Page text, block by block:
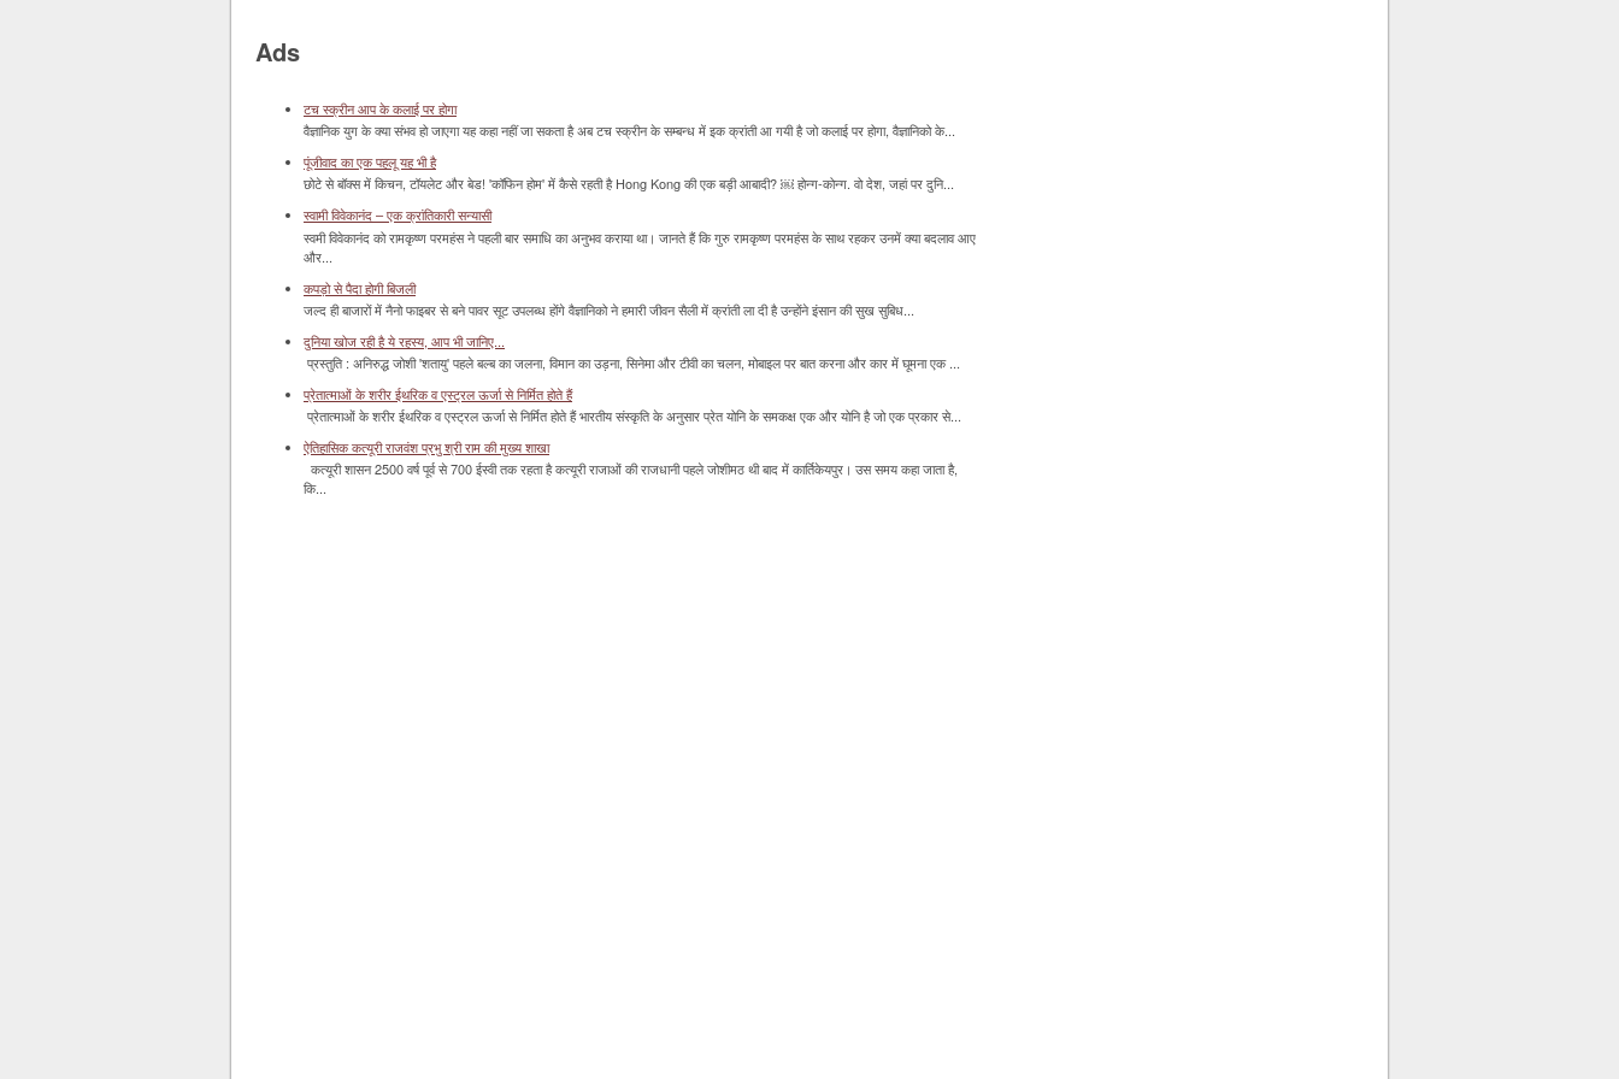
Ads
टच स्क्रीन आप के कलाई पर होगा
वैज्ञानिक युग के क्या संभव हो जाएगा यह कहा नहीं जा सकता है अब टच स्क्रीन के सम्बन्ध में इक क्रांती आ गयी है जो कलाई पर होगा, वैज्ञानिको के...
पूंजीवाद का एक पहलू यह भी है
छोटे से बॉक्‍स में किचन, टॉयलेट और बेड! 'कॉफिन होम' में कैसे रहती है Hong Kong की एक बड़ी आबादी? ￼ होन्ग-कोन्ग. वो देश, जहां पर दुनि...
स्वामी विवेकानंद – एक क्रांतिकारी सन्यासी
स्वमी विवेकानंद को रामकृष्ण परमहंस ने पहली बार समाधि का अनुभव कराया था। जानते हैं कि गुरु रामकृष्ण परमहंस के साथ रहकर उनमें क्या बदलाव आए
और...
कपड़ो से पैदा होगी बिजली
जल्द ही बाजारों में नैनो फाइबर से बने पावर सूट उपलब्ध होंगे वैज्ञानिको ने हमारी जीवन सैली में क्रांती ला दी है उन्होंने इंसान की सुख सुबिध...
दुनिया खोज रही है ये रहस्य, आप भी जानिए...
प्रस्तुति : अनिरुद्ध जोशी 'शतायु' पहले बल्ब का जलना, विमान का उड़ना, सिनेमा और टीवी का चलन, मोबाइल पर बात करना और कार में घूमना एक ...
प्रेतात्माओं के शरीर ईथरिक व एस्ट्रल ऊर्जा से निर्मित होते हैं
प्रेतात्माओं के शरीर ईथरिक व एस्ट्रल ऊर्जा से निर्मित होते हैं भारतीय संस्कृति के अनुसार प्रेत योनि के समकक्ष एक और योनि है जो एक प्रकार से...
ऐतिहासिक कत्यूरी राजवंश प्रभु श्री राम की मुख्य शाखा
कत्यूरी शासन 2500 वर्ष पूर्व से 700 ईस्वी तक रहता है कत्यूरी राजाओं की राजधानी पहले जोशीमठ थी बाद में कार्तिकेयपुर। उस समय कहा जाता है,
कि...